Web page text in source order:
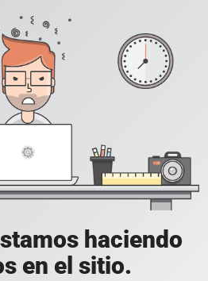
haciendo
en el sitio.